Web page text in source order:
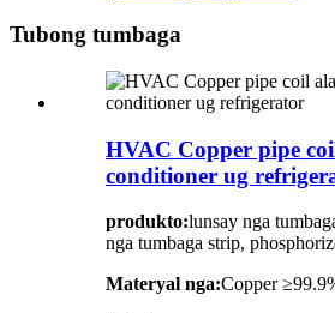
Tubong tumbaga
HVAC Copper pipe
conditioner ug
produkto:lunsay nga
nga tumbaga strip,
Materyal nga:Copper